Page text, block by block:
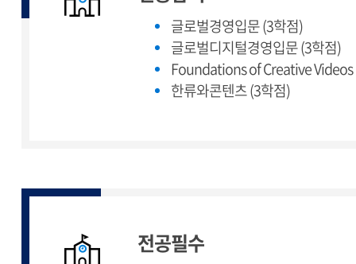
글로벌경영입문 (3학점)
글로벌디지털경영입문 (3학점)
Foundations of Creative Videos
한류와콘텐츠 (3학점)
전공필수